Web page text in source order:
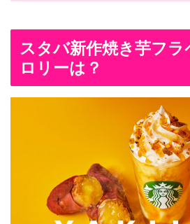
スタバ新作焼き芋フラ
ロリーは？